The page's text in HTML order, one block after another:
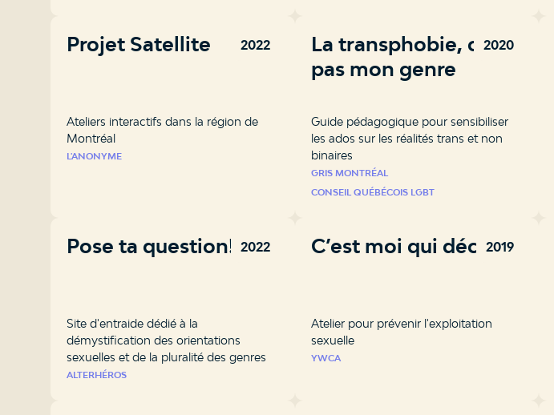
2022
Projet Satellite
Ateliers interactifs dans la région de
Montréal
L'ANONYME
2020
La transphobie, c’est
pas mon genre
Guide pédagogique pour sensibiliser
les ados sur les réalités trans et non
binaires
GRIS MONTRÉAL
CONSEIL QUÉBÉCOIS LGBT
2022
Pose ta question!
Site d'entraide dédié à la
démystification des orientations
sexuelles et de la pluralité des genres
ALTERHÉROS
2019
C’est moi qui décide!
Atelier pour prévenir l'exploitation
sexuelle
YWCA